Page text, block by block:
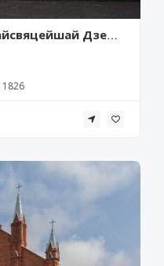
Дзевы
1826